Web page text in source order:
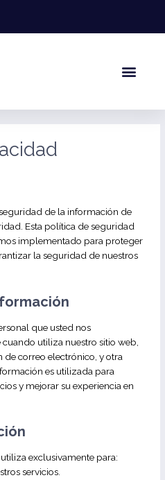
de la información de
Esta política de seguridad
implementado para proteger
la seguridad de nuestros
que usted nos
utiliza nuestro sitio web,
correo electrónico, y otra
es utilizada para
y mejorar su experiencia en
exclusivamente para:
servicios.